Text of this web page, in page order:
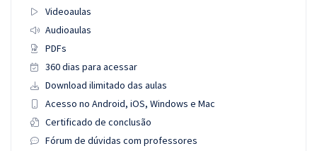
Videoaulas
Audioaulas
PDFs
360 dias para acessar
Download ilimitado das aulas
Acesso no Android, iOS, Windows e Mac
Certificado de conclusão
Fórum de dúvidas com professores